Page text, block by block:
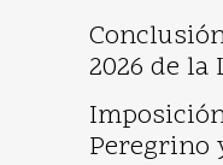
2026 de la
Peregrino